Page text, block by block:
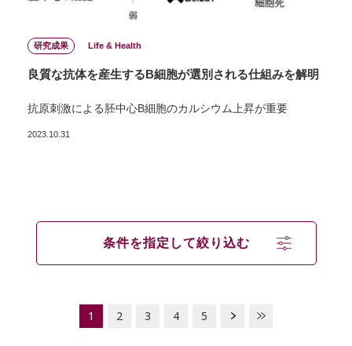
研究成果 Life & Health
良質な抗体を産生するB細胞が選別される仕組みを解明
抗原刺激による胚中心B細胞のカルシウム上昇が重要
2023.10.31
条件を指定して絞り込む
1 2 3 4 5